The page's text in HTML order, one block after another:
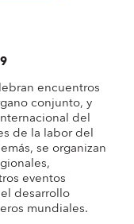
encuentros
conjunto, y
del
de la labor del
se organizan
eventos
desarrollo
mundiales.